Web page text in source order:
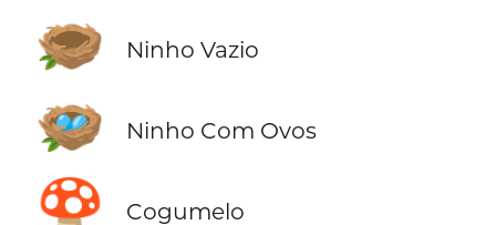
🪹 Ninho Vazio
🪺 Ninho Com Ovos
🍄 Cogumelo